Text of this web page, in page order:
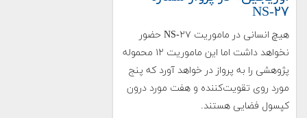
NS-۲۷
هیچ انسانی در ماموریت NS-۲۷ حضور
نخواهد داشت اما این ماموریت ۱۲ محموله
پژوهشی را به پرواز در خواهد آورد که پنج
مورد روی تقویت‌کننده و هفت مورد درون
کپسول فضایی هستند.